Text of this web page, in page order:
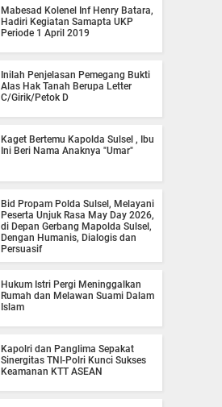
Mabesad Kolenel Inf Henry Batara,
Hadiri Kegiatan Samapta UKP
Periode 1 April 2019
Inilah Penjelasan Pemegang Bukti
Alas Hak Tanah Berupa Letter
C/Girik/Petok D
Kaget Bertemu Kapolda Sulsel , Ibu
Ini Beri Nama Anaknya "Umar"
Bid Propam Polda Sulsel, Melayani
Peserta Unjuk Rasa May Day 2026,
di Depan Gerbang Mapolda Sulsel,
Dengan Humanis, Dialogis dan
Persuasif
Hukum Istri Pergi Meninggalkan
Rumah dan Melawan Suami Dalam
Islam
Kapolri dan Panglima Sepakat
Sinergitas TNI-Polri Kunci Sukses
Keamanan KTT ASEAN